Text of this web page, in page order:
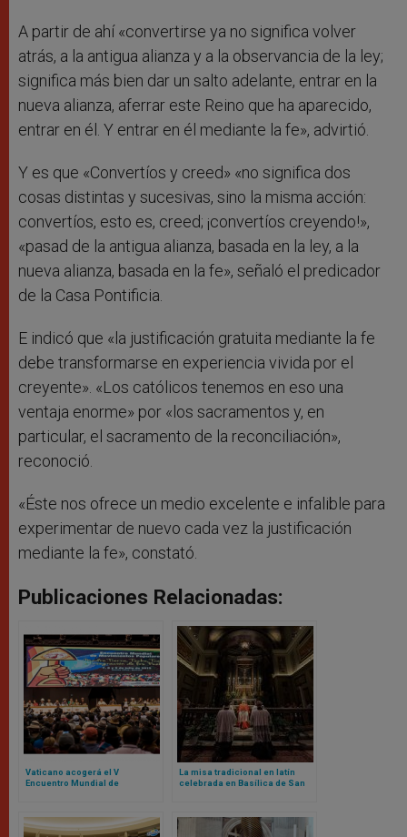
A partir de ahí «convertirse ya no significa volver
atrás, a la antigua alianza y a la observancia de la ley;
significa más bien dar un salto adelante, entrar en la
nueva alianza, aferrar este Reino que ha aparecido,
entrar en él. Y entrar en él mediante la fe», advirtió.
Y es que «Convertíos y creed» «no significa dos
cosas distintas y sucesivas, sino la misma acción:
convertíos, esto es, creed; ¡convertíos creyendo!»,
«pasad de la antigua alianza, basada en la ley, a la
nueva alianza, basada en la fe», señaló el predicador
de la Casa Pontificia.
E indicó que «la justificación gratuita mediante la fe
debe transformarse en experiencia vivida por el
creyente». «Los católicos tenemos en eso una
ventaja enorme» por «los sacramentos y, en
particular, el sacramento de la reconciliación»,
reconoció.
«Éste nos ofrece un medio excelente e infalible para
experimentar de nuevo cada vez la justificación
mediante la fe», constató.
Publicaciones Relacionadas:
Vaticano acogerá el V
Encuentro Mundial de
La misa tradicional en latín
celebrada en Basílica de San
León XIV